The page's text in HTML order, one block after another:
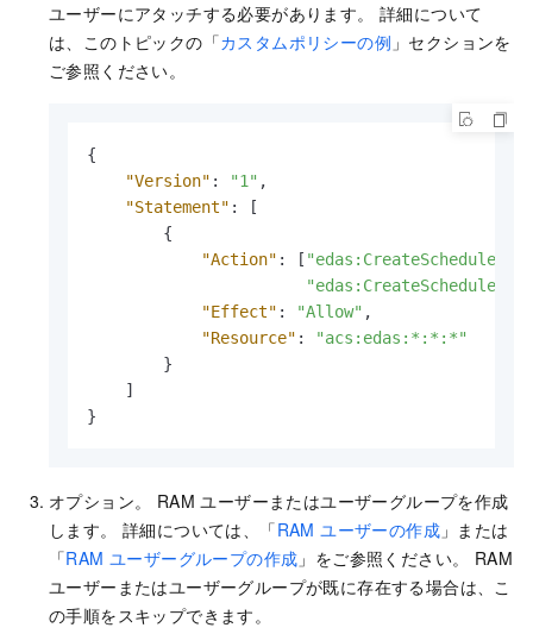
ユーザーにアタッチする必要があります。 詳細について
は、このトピックの「カスタムポリシーの例 」セクションを
ご参照ください。
{
"Version" : "1" ,
"Statement" :
[
{
"Action" : [
"Effect" : "Allow" ,
"Resource" :
"acs:edas:*:*:*"
}
]
}
オプション。 RAM ユーザーまたはユーザーグループを作成
します。 詳細については、「RAM ユーザーの作成 」または
「RAM ユーザーグループの作成 」をご参照ください。 RAM
ユーザーまたはユーザーグループが既に存在する場合は、こ
の手順をスキップできます。